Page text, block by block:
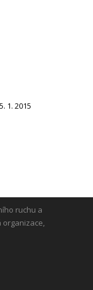
1. 2015
ruchu a
organizace,